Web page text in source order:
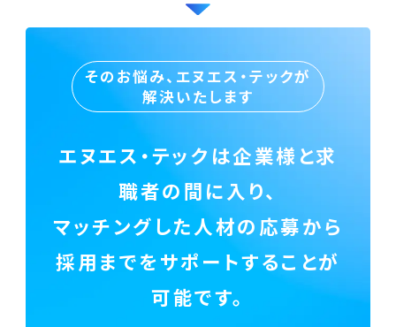
そのお悩み、エヌエス・テックが
解決いたします
エヌエス・テックは企業様と求
職者の間に入り、
マッチングした人材の応募から
採用までをサポートすることが
可能です。